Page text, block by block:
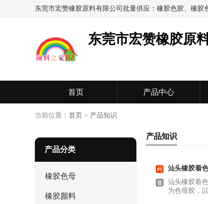
东莞市宏赞橡胶原
首页 产品中心
当前位置： 首页 > 产品知识
产品分类
橡胶色母
橡胶颜料
产品知识
汕头橡胶着
汕头橡胶着
为色母胶，